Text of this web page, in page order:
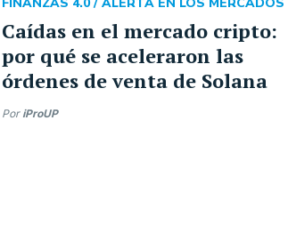
Caídas en el mercado cripto:
por qué se aceleraron las
órdenes de venta de Solana
Por iProUP